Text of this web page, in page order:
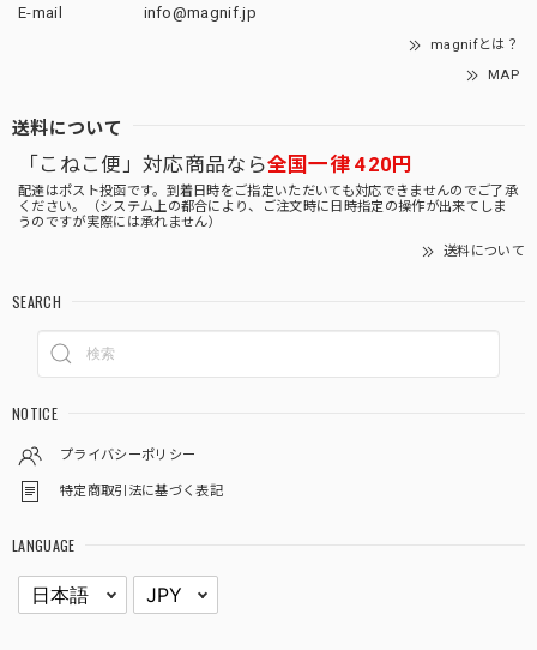
E-mail
info@magnif.jp
magnifとは？
MAP
送料について
「こねこ便」対応商品なら全国一律 420円
配達はポスト投函です。到着日時をご指定いただいても対応できませんのでご了承
ください。（システム上の都合により、ご注文時に日時指定の操作が出来てしま
うのですが実際には承れません）
送料について
SEARCH
NOTICE
プライバシーポリシー
特定商取引法に基づく表記
LANGUAGE